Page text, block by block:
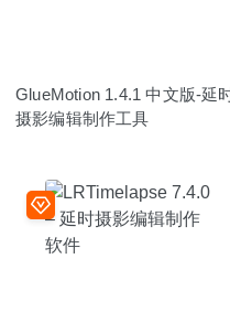
GlueMotion 1.4.1 中文版-延
摄影编辑制作工具